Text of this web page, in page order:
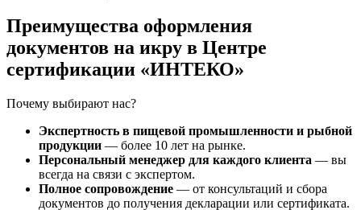
Преимущества оформления
документов на икру в Центре
сертификации «ИНТЕКО»
Почему выбирают нас?
Экспертность в пищевой промышленности и рыбной
продукции — более 10 лет на рынке.
Персональный менеджер для каждого клиента — вы
всегда на связи с экспертом.
Полное сопровождение — от консультаций и сбора
документов до получения декларации или сертификата.